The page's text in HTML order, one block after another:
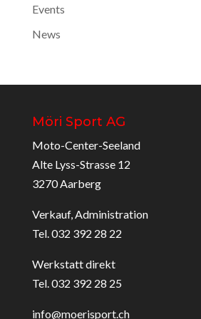
Events
News
Möri Sport AG
Moto-Center-Seeland
Alte Lyss-Strasse 12
3270 Aarberg
Verkauf, Administration
Tel. 032 392 28 22
Werkstatt direkt
Tel. 032 392 28 25
info@moerisport.ch